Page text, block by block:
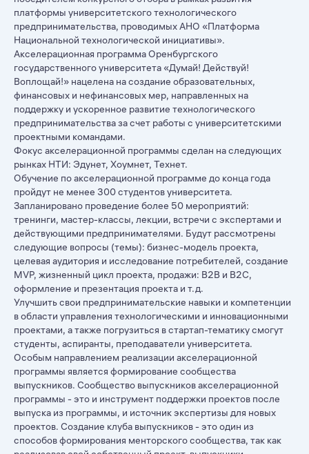
платформы университетского технологического
предпринимательства, проводимых АНО «Платформа
Национальной технологической инициативы».
Акселерационная программа Оренбургского
государственного университета «Думай! Действуй!
Воплощай!» нацелена на создание образовательных,
финансовых и нефинансовых мер, направленных на
поддержку и ускоренное развитие технологического
предпринимательства за счет работы с университетскими
проектными командами.
Фокус акселерационной программы сделан на следующих
рынках НТИ: Эдунет, Хоумнет, Технет.
Обучение по акселерационной программе до конца года
пройдут не менее 300 студентов университета.
Запланировано проведение более 50 мероприятий:
тренинги, мастер-классы, лекции, встречи с экспертами и
действующими предпринимателями. Будут рассмотрены
следующие вопросы (темы): бизнес-модель проекта,
целевая аудитория и исследование потребителей, создание
MVP, жизненный цикл проекта, продажи: В2В и В2С,
оформление и презентация проекта и т.д.
Улучшить свои предпринимательские навыки и компетенции
в области управления технологическими и инновационными
проектами, а также погрузиться в стартап-тематику смогут
студенты, аспиранты, преподаватели университета.
Особым направлением реализации акселерационной
программы является формирование сообщества
выпускников. Сообщество выпускников акселерационной
программы - это и инструмент поддержки проектов после
выпуска из программы, и источник экспертизы для новых
проектов. Создание клуба выпускников - это один из
способов формирования менторского сообщества, так как